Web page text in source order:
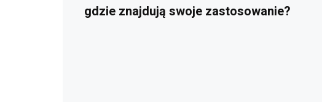
gdzie znajdują swoje zastosowanie?